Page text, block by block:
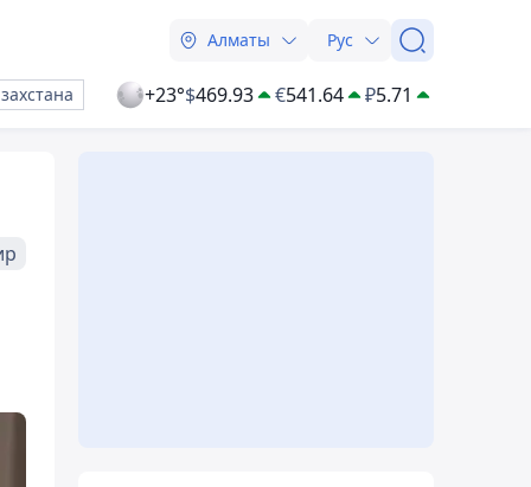
Алматы Рус
+23°$469.93 €541.64 ₽5.71